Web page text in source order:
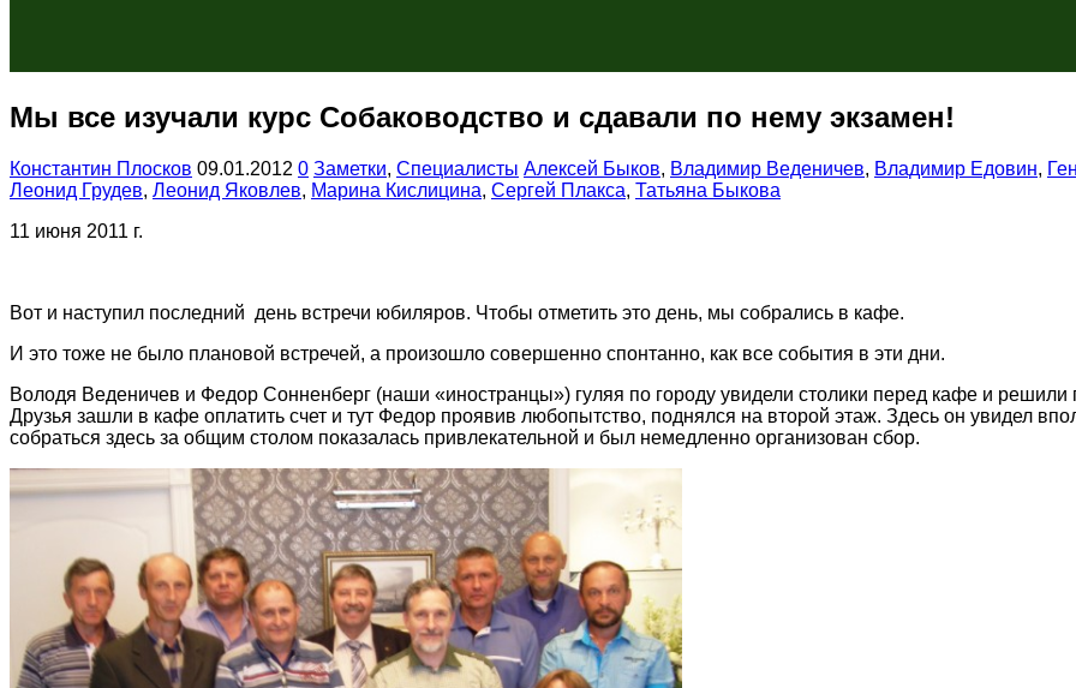
Мы все изучали курс Собаководство и сдавали по нему экзамен!
Константин Плосков 09.01.2012 0 Заметки, Специалисты Алексей Быков, Владимир Веденичев, Владимир Едовин,
Леонид Грудев, Леонид Яковлев, Марина Кислицина, Сергей Плакса, Татьяна Быкова
11 июня 2011 г.
Вот и наступил последний день встречи юбиляров. Чтобы отметить это день, мы собрались в кафе.
И это тоже не было плановой встречей, а произошло совершенно спонтанно, как все события в эти дни.
Володя Веденичев и Федор Сонненберг (наши «иностранцы») гуляя по городу увидели столики перед кафе и решили
Друзья зашли в кафе оплатить счет и тут Федор проявив любопытство, поднялся на второй этаж. Здесь он увидел
собраться здесь за общим столом показалась привлекательной и был немедленно организован сбор.